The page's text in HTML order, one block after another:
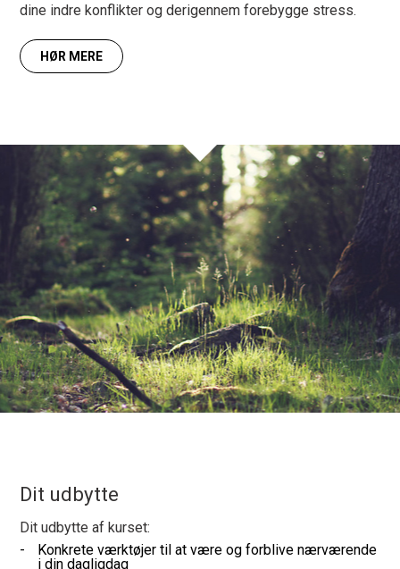
dine indre konflikter og derigennem forebygge stress.
HØR MERE
Dit udbytte
Dit udbytte af kurset:
Konkrete værktøjer til at være og forblive nærværende
i din dagligdag